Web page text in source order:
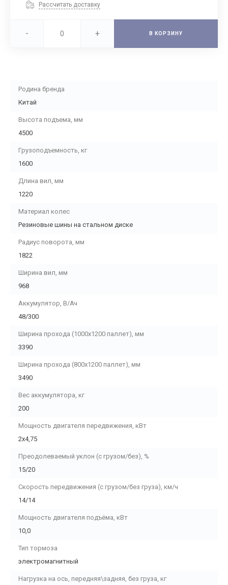
Рассчитать доставку
- + В КОРЗИНУ
Родина бренда
Китай
Высота подъема, мм
4500
Грузоподъемность, кг
1600
Длина вил, мм
1220
Материал колес
Резиновые шины на стальном диске
Радиус поворота, мм
1822
Ширина вил, мм
968
Аккумулятор, В/Ач
48/300
Ширина прохода (1000х1200 паллет), мм
3390
Ширина прохода (800х1200 паллет), мм
3490
Вес аккумулятора, кг
200
Мощность двигателя передвижения, кВт
2х4,75
Преодолеваемый уклон (с грузом/без), %
15/20
Скорость передвижения (с грузом/без груза), км/ч
14/14
Мощность двигателя подъёма, кВт
10,0
Тип тормоза
электромагнитный
Нагрузка на ось, передняя\задняя, без груза, кг